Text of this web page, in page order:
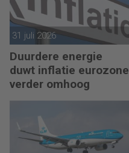
31 juli 2026
Duurdere energie
duwt inflatie eurozone
verder omhoog